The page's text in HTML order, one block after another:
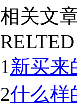
相关文
1新买来
2什么样